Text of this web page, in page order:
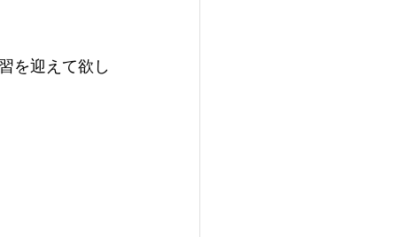
を迎えて欲し